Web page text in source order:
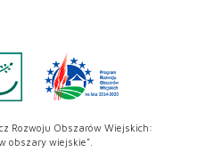
Rozwoju Obszarów Wiejskich:
obszary wiejskie".